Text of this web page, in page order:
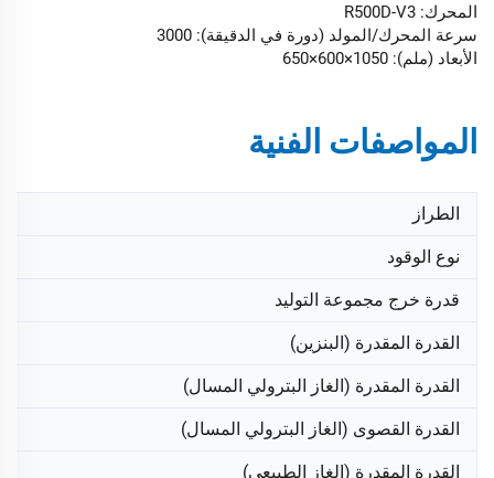
المحرك: R500D-V3
سرعة المحرك/المولد (دورة في الدقيقة): 3000
الأبعاد (ملم): 1050×600×650
المواصفات الفنية
الطراز
نوع الوقود
قدرة خرج مجموعة التوليد
القدرة المقدرة (البنزين)
القدرة المقدرة (الغاز البترولي المسال)
القدرة القصوى (الغاز البترولي المسال)
القدرة المقدرة (الغاز الطبيعي)